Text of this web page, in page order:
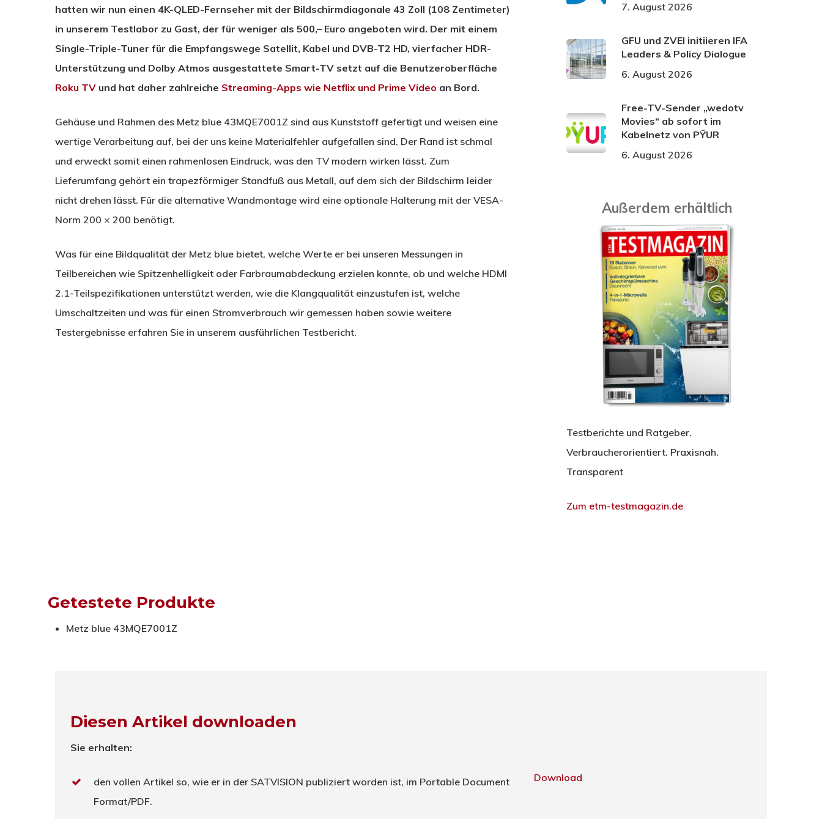
hatten wir nun einen 4K-QLED-Fernseher mit der Bildschirmdiagonale 43 Zoll (108 Zentimeter)
in unserem Testlabor zu Gast, der für weniger als 500,– Euro angeboten wird. Der mit einem
Single-Triple-Tuner für die Empfangswege Satellit, Kabel und DVB-T2 HD, vierfacher HDR-
Unterstützung und Dolby Atmos ausgestattete Smart-TV setzt auf die Benutzeroberfläche
Roku TV und hat daher zahlreiche Streaming-Apps wie Netflix und Prime Video an Bord.
Gehäuse und Rahmen des Metz blue 43MQE7001Z sind aus Kunststoff gefertigt und weisen eine
wertige Verarbeitung auf, bei der uns keine Materialfehler aufgefallen sind. Der Rand ist schmal
und erweckt somit einen rahmenlosen Eindruck, was den TV modern wirken lässt. Zum
Lieferumfang gehört ein trapezförmiger Standfuß aus Metall, auf dem sich der Bildschirm leider
nicht drehen lässt. Für die alternative Wandmontage wird eine optionale Halterung mit der VESA-
Norm 200 × 200 benötigt.
Was für eine Bildqualität der Metz blue bietet, welche Werte er bei unseren Messungen in
Teilbereichen wie Spitzenhelligkeit oder Farbraumabdeckung erzielen konnte, ob und welche HDMI
2.1-Teilspezifikationen unterstützt werden, wie die Klangqualität einzustufen ist, welche
Umschaltzeiten und was für einen Stromverbrauch wir gemessen haben sowie weitere
Testergebnisse erfahren Sie in unserem ausführlichen Testbericht.
7. August 2026
GFU und ZVEI initiieren IFA
Leaders & Policy Dialogue
6. August 2026
Free-TV-Sender „wedotv
Movies“ ab sofort im
Kabelnetz von PŸUR
6. August 2026
Außerdem erhältlich
Testberichte und Ratgeber.
Verbraucherorientiert. Praxisnah.
Transparent
Zum etm-testmagazin.de
Getestete Produkte
Metz blue 43MQE7001Z
Diesen Artikel downloaden
Sie erhalten:
den vollen Artikel so, wie er in der SATVISION publiziert worden ist, im Portable Document
Format/PDF.
Download